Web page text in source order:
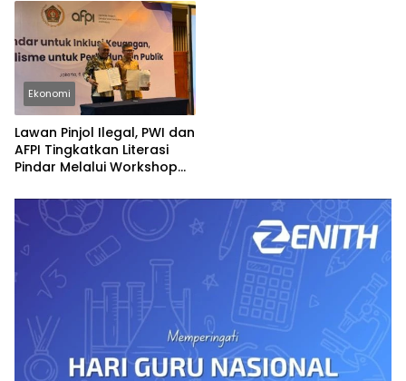
Saing Industri Digital
Ekonomi
Lawan Pinjol Ilegal, PWI dan
AFPI Tingkatkan Literasi
Pindar Melalui Workshop